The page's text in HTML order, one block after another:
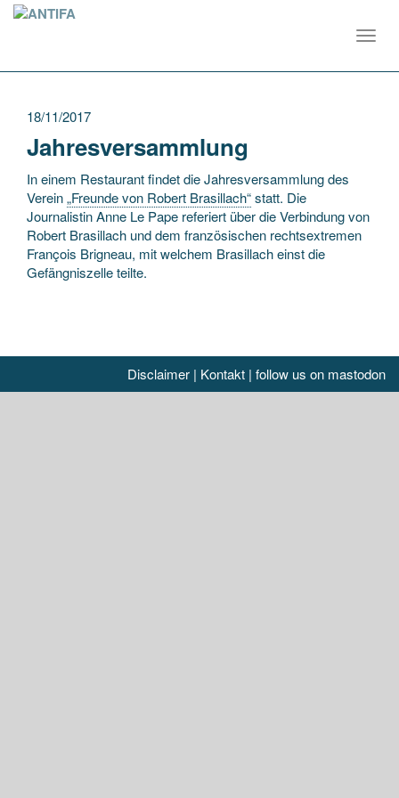
18/11/2017
Jahresversammlung
In einem Restaurant findet die Jahresversammlung des
Verein„Freunde von Robert Brasillach“statt. Die
Journalistin Anne Le Pape referiert über die Verbindung von
Robert Brasillach und dem französischen rechtsextremen
François Brigneau, mit welchem Brasillach einst die
Gefängniszelle teilte.
Disclaimer | Kontakt | follow us on mastodon